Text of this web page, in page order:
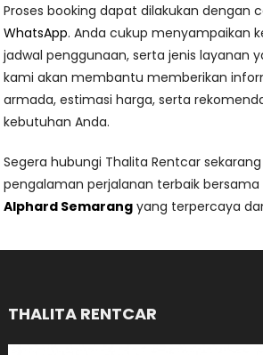
Proses booking dapat dilakukan dengan
WhatsApp. Anda cukup menyampaikan
jadwal penggunaan, serta jenis layanan
kami akan membantu memberikan
armada, estimasi harga, serta
kebutuhan Anda.
Segera hubungi Thalita Rentcar
pengalaman perjalanan terbaik
Alphard Semarang yang terpercaya
THALITA RENTCAR